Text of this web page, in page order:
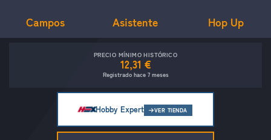
Campos Asistente Hop Up
PRECIO MÍNIMO HISTÓRICO
12,31 €
Registrado hace 7 meses
Hobby Expert VER TIENDA